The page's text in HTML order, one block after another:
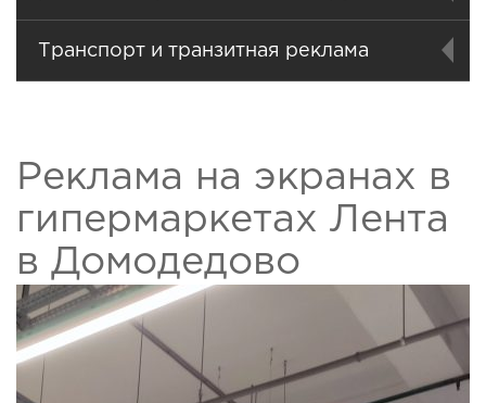
Транспорт и транзитная реклама
Реклама на экранах в
гипермаркетах Лента
в Домодедово